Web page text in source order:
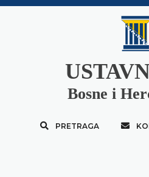
Bosne i
PRETRAGA